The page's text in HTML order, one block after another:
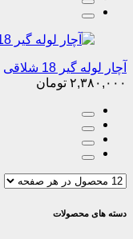
آچار لوله گیر 18 شلاقی
۲,۳۸۰,۰۰۰ تومان
دسته های محصولات